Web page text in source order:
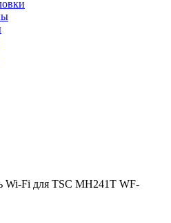
Wi-Fi для TSC MH241T WF-